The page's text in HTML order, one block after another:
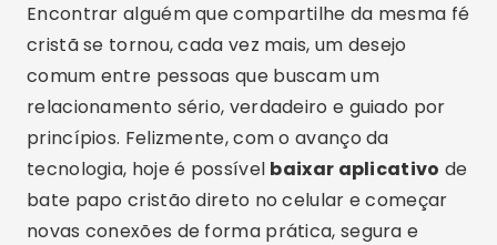
Encontrar alguém que compartilhe da mesma fé
cristã se tornou, cada vez mais, um desejo
comum entre pessoas que buscam um
relacionamento sério, verdadeiro e guiado por
princípios. Felizmente, com o avanço da
tecnologia, hoje é possível baixar aplicativo de
bate papo cristão direto no celular e começar
novas conexões de forma prática, segura e